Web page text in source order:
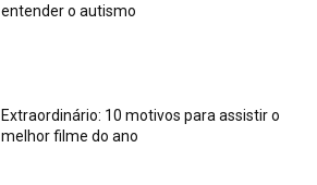
entender o autismo
Extraordinário: 10 motivos para assistir o
melhor filme do ano